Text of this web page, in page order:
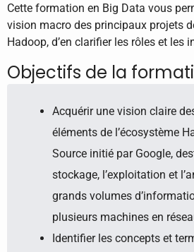
Cette formation en Big Data vous
vision macro des principaux projets
Hadoop, d’en clarifier les rôles et les
Objectifs de la
Acquérir une vision claire
éléments de l’écosystème
Source initié par Google,
stockage, l’exploitation et
grands volumes
plusieurs machines en
Identifier les concepts et